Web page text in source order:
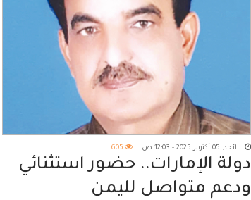
الأحد, 05 أكتوبر 2025 - 12:03 ص 605
دولة الإمارات.. حضور استثنائي
ودعم متواصل لليمن